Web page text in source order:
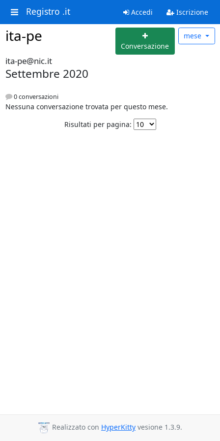
Registro .it Accedi Iscrizione
ita-pe
Conversazione
mese
ita-pe@nic.it
Settembre 2020
0 conversazioni
Nessuna conversazione trovata per questo mese.
Risultati per pagina:
Realizzato con HyperKitty vesione 1.3.9.